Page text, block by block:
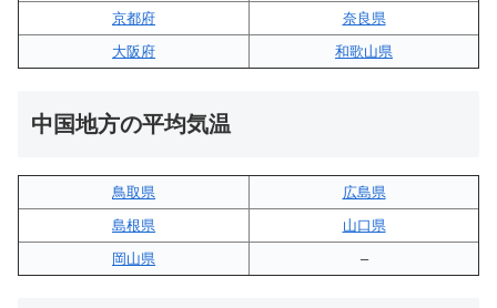
京都府
奈良県
大阪府
和歌山県
中国地方の平均気温
鳥取県
広島県
島根県
山口県
岡山県
–